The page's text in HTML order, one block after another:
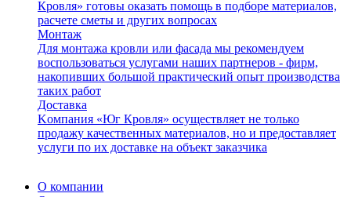
Кровля» готовы оказать помощь в подборе материалов,
расчете сметы и других вопросах
Монтаж
Для монтажа кровли или фасада мы рекомендуем
воспользоваться услугами наших партнеров - фирм,
накопивших большой практический опыт производства
таких работ
Доставка
Kомпания «Юг Кровля» осуществляет не только
продажу качественных материалов, но и предоставляет
услуги по их доставке на объект заказчика
О компании